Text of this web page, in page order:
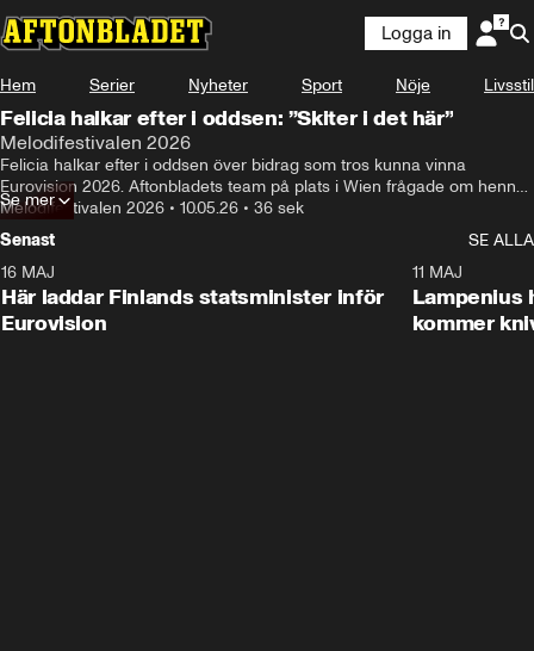
Logga in
Hem Serier Nyheter Sport Nöje Livsstil
Felicia halkar efter i oddsen: ”Skiter i det här”
Melodifestivalen 2026
Felicia halkar efter i oddsen över bidrag som tros kunna vinna
Eurovision 2026. Aftonbladets team på plats i Wien frågade om hennes
tankar om det.
Melodifestivalen 2026 • 10.05.26 • 36 sek
Se mer
Senast
SE ALLA
16 MAJ
Här laddar Finlands statsminister inför
Eurovision
11 MAJ
Lampenius
kommer